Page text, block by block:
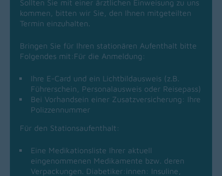
Sollten Sie mit einer ärztlichen Einweisung zu uns
kommen, bitten wir Sie, den Ihnen mitgeteilten
Termin einzuhalten.
Bringen Sie für Ihren stationären Aufenthalt bitte
Folgendes mit:Für die Anmeldung:
Ihre E-Card und ein Lichtbildausweis (z.B.
Führerschein, Personalausweis oder Reisepass)
Bei Vorhandsein einer Zusatzversicherung: Ihre
Polizzennummer
Für den Stationsaufenthalt:
Eine Medikationsliste Ihrer aktuell
eingenommenen Medikamente bzw. deren
Verpackungen. Diabetiker:innen: Insuline,